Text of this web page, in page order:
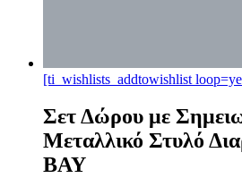
[ti_wishlists_addtowishlist
Σετ Δώρου με
Μεταλλικό Στυλό
BAY